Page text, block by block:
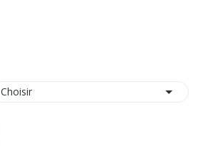
Choisir 